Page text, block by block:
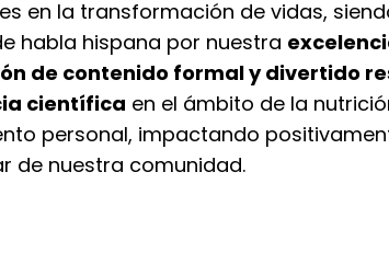
en la transformación de vidas,
habla hispana por nuestra
de contenido formal y divertido
científica en el ámbito de la
personal, impactando
de nuestra comunidad.